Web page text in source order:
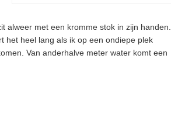
alweer met een kromme stok in zijn handen.
het heel lang als ik op een ondiepe plek
Van anderhalve meter water komt een